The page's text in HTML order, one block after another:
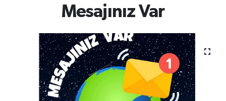
Mesajınız Var
Son Dakika Haberleri
Haber Arşivi